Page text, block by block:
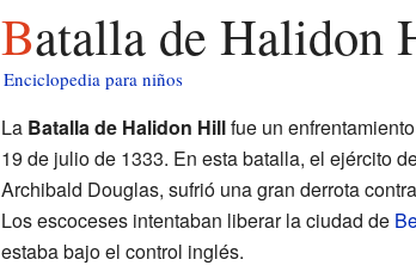
Batalla de
Enciclopedia para niños
La Batalla de Halidon Hillfue un
19 de julio de 1333. En esta batalla, el ejército
Archibald Douglas, sufrió una gran derrota
Los escoceses intentaban liberar la ciudad de
estaba bajo el control inglés.